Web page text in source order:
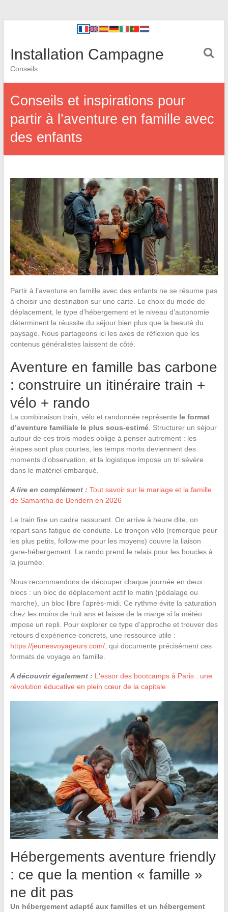
Installation Campagne
Conseils
Conseils et inspirations pour
partir à l’aventure en famille avec
des enfants
Partir à l’aventure en famille avec des enfants ne se résume pas
à choisir une destination sur une carte. Le choix du mode de
déplacement, le type d’hébergement et le niveau d’autonomie
déterminent la réussite du séjour bien plus que la beauté du
paysage. Nous partageons ici les axes de réflexion que les
contenus généralistes laissent de côté.
Aventure en famille bas carbone
: construire un itinéraire train +
vélo + rando
La combinaison train, vélo et randonnée représente le format
d’aventure familiale le plus sous-estimé. Structurer un séjour
autour de ces trois modes oblige à penser autrement : les
étapes sont plus courtes, les temps morts deviennent des
moments d’observation, et la logistique impose un tri sévère
dans le matériel embarqué.
A lire en complément : Tout savoir sur le mariage et la famille
de Samantha de Bendern en 2026
Le train fixe un cadre rassurant. On arrive à heure dite, on
repart sans fatigue de conduite. Le tronçon vélo (remorque pour
les plus petits, follow-me pour les moyens) couvre la liaison
gare-hébergement. La rando prend le relais pour les boucles à
la journée.
Nous recommandons de découper chaque journée en deux
blocs : un bloc de déplacement actif le matin (pédalage ou
marche), un bloc libre l’après-midi. Ce rythme évite la saturation
chez les moins de huit ans et laisse de la marge si la météo
impose un repli. Pour explorer ce type d’approche et trouver des
retours d’expérience concrets, une ressource utile :
https://jeunesvoyageurs.com/, qui documente précisément ces
formats de voyage en famille.
A découvrir également : L'essor des bootcamps à Paris : une
révolution éducative en plein cœur de la capitale
Hébergements aventure friendly
: ce que la mention « famille »
ne dit pas
Un hébergement adapté aux familles et un hébergement